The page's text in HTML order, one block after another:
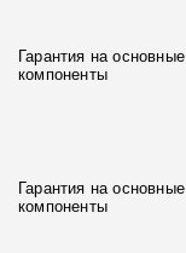
Гарантия на основные
компоненты
Гарантия на основные
компоненты